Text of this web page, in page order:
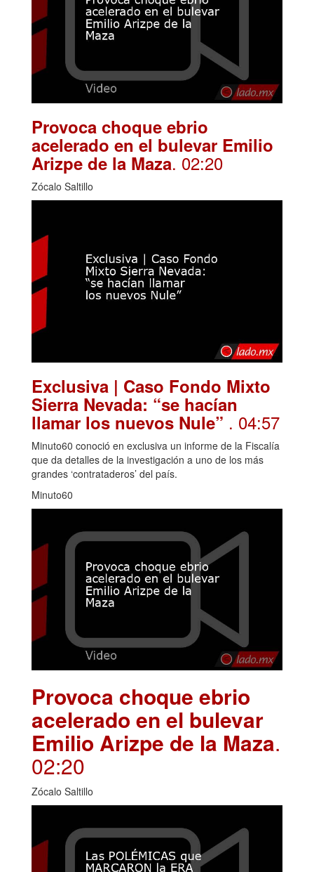
Provoca choque ebrio
acelerado en el bulevar Emilio
Arizpe de la Maza. 02:20
Zócalo Saltillo
Exclusiva | Caso Fondo Mixto
Sierra Nevada: “se hacían
llamar los nuevos Nule” . 04:57
Minuto60 conoció en exclusiva un informe de la Fiscalía
que da detalles de la investigación a uno de los más
grandes ‘contrataderos’ del país.
Minuto60
Provoca choque ebrio
acelerado en el bulevar
Emilio Arizpe de la Maza.
02:20
Zócalo Saltillo